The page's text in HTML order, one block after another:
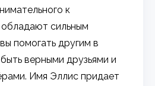
к
сильным
помогать другим в
верными друзьями и
Имя Эллис придает